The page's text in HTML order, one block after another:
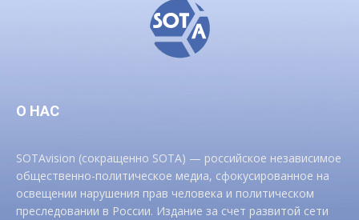
О НАС
SOTAvision (сокращенно SOTA) — российское независимое
общественно-политическое медиа, сфокусированное на
освещении нарушения прав человека и политическом
преследовании в России. Издание за счет развитой сети